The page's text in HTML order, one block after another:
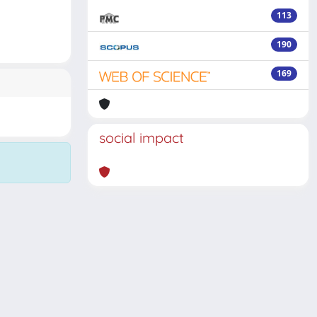
113
190
169
social impact